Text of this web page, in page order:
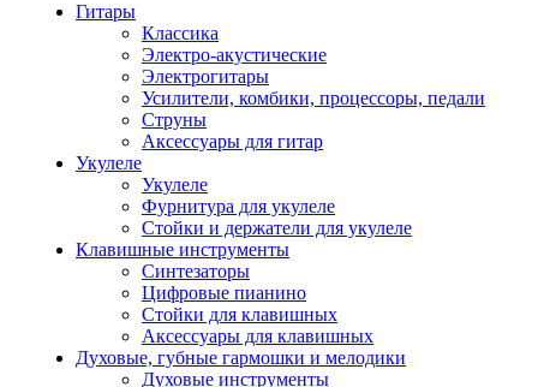
Гитары
Классика
Электро-акустические
Электрогитары
Усилители, комбики, процессоры, педали
Струны
Аксессуары для гитар
Укулеле
Укулеле
Фурнитура для укулеле
Стойки и держатели для укулеле
Клавишные инструменты
Синтезаторы
Цифровые пианино
Стойки для клавишных
Аксессуары для клавишных
Духовые, губные гармошки и мелодики
Духовые инструменты